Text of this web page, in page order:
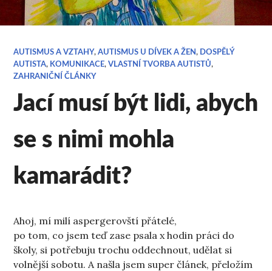
AUTISMUS A VZTAHY,AUTISMUS U DÍVEK A ŽEN, DOSPĚLÝ
AUTISTA, KOMUNIKACE,VLASTNÍ TVORBA AUTISTŮ,
ZAHRANIČNÍ ČLÁNKY
Jací musí být lidi, abych
se s nimi mohla
kamarádit?
Ahoj, mí milí aspergerovští přátelé,
po tom, co jsem teď zase psala x hodin práci do
školy, si potřebuju trochu oddechnout, udělat si
volnější sobotu. A našla jsem super článek, přeložím